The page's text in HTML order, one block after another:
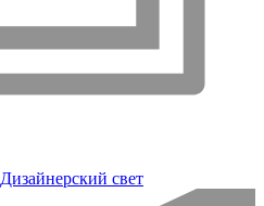
Дизайнерский свет